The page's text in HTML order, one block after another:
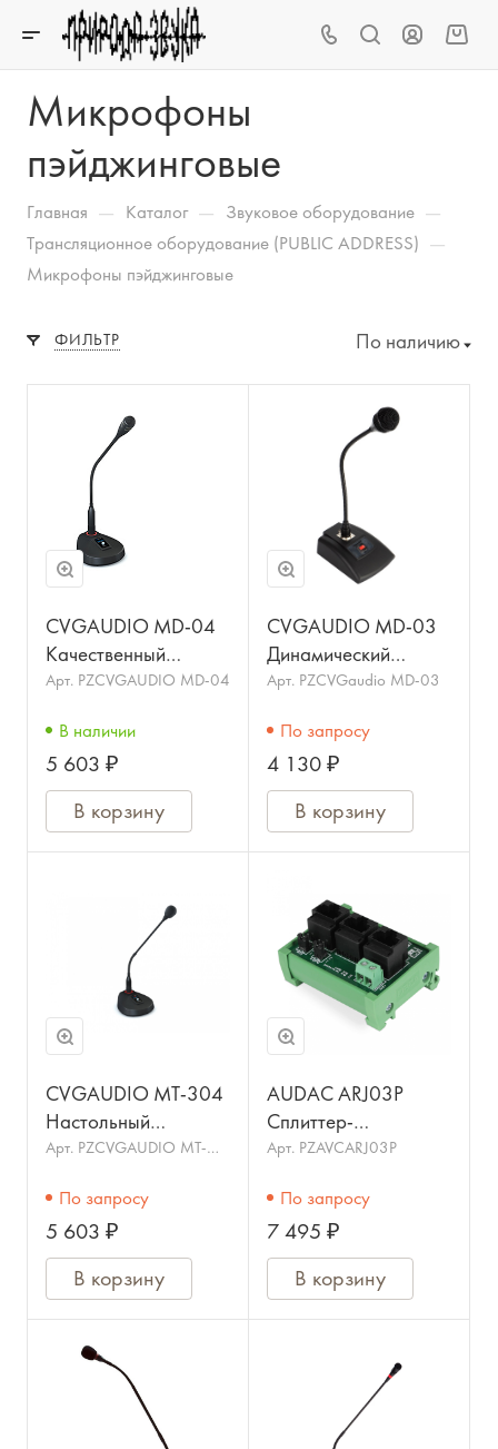
Микрофоны
пэйджинговые
Главная — Каталог — Звуковое оборудование —
Трансляционное оборудование (PUBLIC ADDRESS) —
Микрофоны пэйджинговые
ФИЛЬТР По наличию
CVGAUDIO MD-04
Качественный
профессиональный
динамический
микрофон
Арт. PZCVGAUDIO MD-04
В наличии
5 603 ₽
В корзину
CVGAUDIO MD-03
Динамический
настольный
Public Address
Арт. PZCVGaudio MD-03
По запросу
4 130 ₽
В корзину
CVGAUDIO MT-304
Настольный
конденсаторный
Арт. PZCVGAUDIO MT-
По запросу
5 603 ₽
В корзину
AUDAC ARJ03P
Сплиттер-
разветвитель RJ45.
Арт. PZAVCARJ03P
По запросу
7 495 ₽
В корзину